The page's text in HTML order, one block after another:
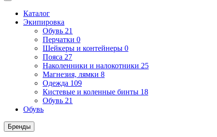
Каталог
Экипировка
Обувь 21
Перчатки 0
Шейкеры и контейнеры 0
Пояса 27
Наколенники и налокотники 25
Магнезия, лямки 8
Одежда 109
Кистевые и коленные бинты 18
Обувь 21
Обувь
Бренды